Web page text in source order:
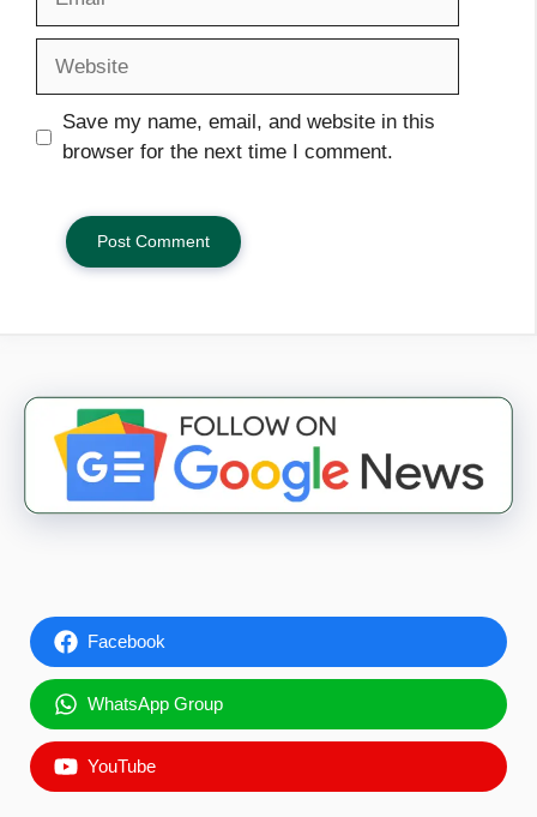
Save my name, email, and website in this
browser for the next time I comment.
Facebook
WhatsApp Group
YouTube